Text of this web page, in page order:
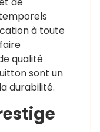
à toute
qualité
sont un
durabilité.